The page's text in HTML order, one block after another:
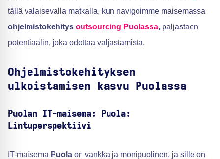
tällä valaisevalla matkalla, kun navigoimme maisemassa
ohjelmistokehitys outsourcing Puolassa, paljastaen
potentiaalin, joka odottaa valjastamista.
Ohjelmistokehityksen
ulkoistamisen kasvu Puolassa
Puolan IT-maisema: Puola:
Lintuperspektiivi
IT-maisema Puola on vankka ja monipuolinen, ja sille on